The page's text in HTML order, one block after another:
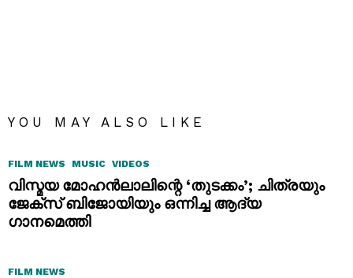
YOU MAY ALSO LIKE
FILM NEWS MUSIC VIDEOS
വിസ്മയ മോഹൻലാലിന്റെ ‘തുടക്കം’; ചിത്രയും
ജേക്സ് ബിജോയിയും ഒന്നിച്ച ആദ്യ
ഗാനമെത്തി
FILM NEWS